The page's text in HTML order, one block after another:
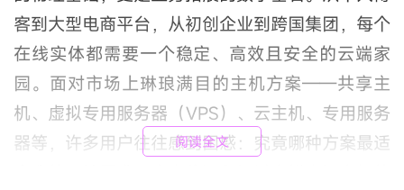
客到大型电商平台，从初创企业到跨国集团，每个
在线实体都需要一个稳定、高效且安全的云端家
园。面对市场上琳琅满目的主机方案——共享主
机、虚拟专用服务器（VPS）、云主机、专用服务
器等，许多用户往往感到困惑：究竟哪种方案最适
阅读全文